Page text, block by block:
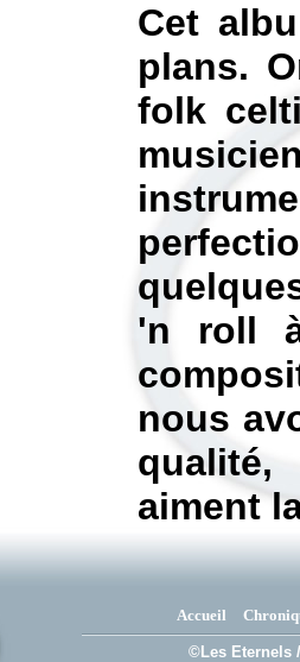
Cet
plans.
folk
'n roll
nous
aiment
Accueil
©Les Eternels